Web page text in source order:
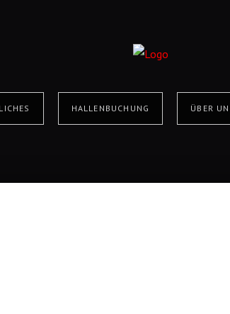
HALLENBUCHUNG ÜBER